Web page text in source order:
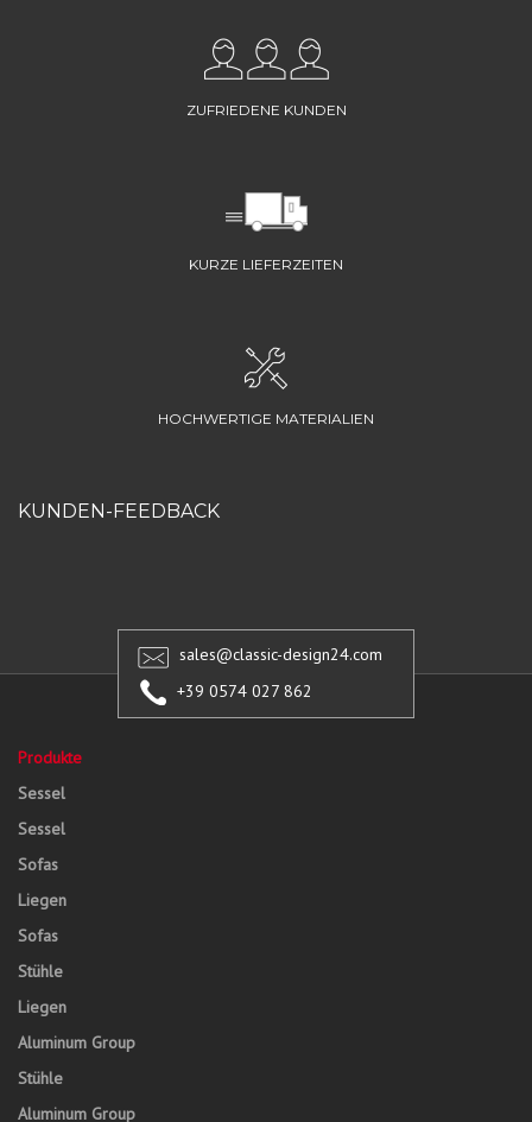
ZUFRIEDENE KUNDEN
KURZE LIEFERZEITEN
HOCHWERTIGE MATERIALIEN
KUNDEN-FEEDBACK
sales@classic-design24.com
+39 0574 027 862
Produkte
Sessel
Sessel
Sofas
Liegen
Sofas
Stühle
Liegen
Aluminum Group
Stühle
Aluminum Group